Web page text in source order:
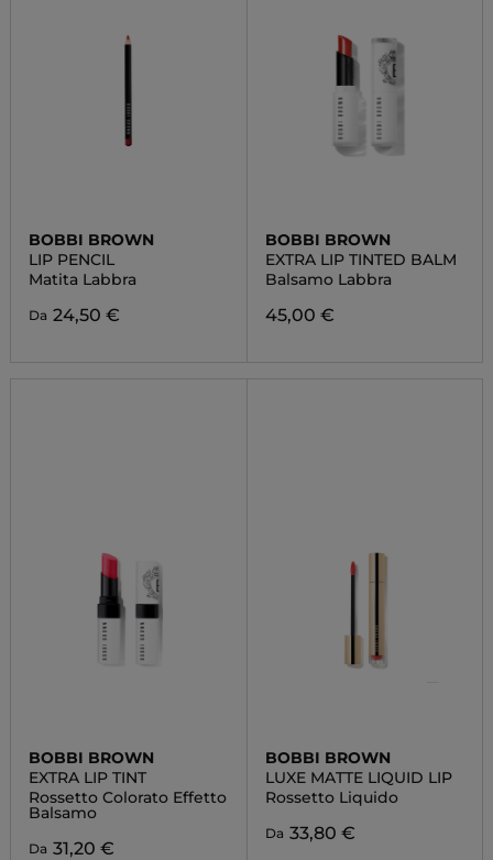
BOBBI BROWN
LIP PENCIL
Matita Labbra
Da 24,50 €
BOBBI BROWN
EXTRA LIP TINTED BALM
Balsamo Labbra
45,00 €
BOBBI BROWN
EXTRA LIP TINT
Rossetto Colorato Effetto
Balsamo
Da 31,20 €
BOBBI BROWN
LUXE MATTE LIQUID LIP
Rossetto Liquido
Da 33,80 €